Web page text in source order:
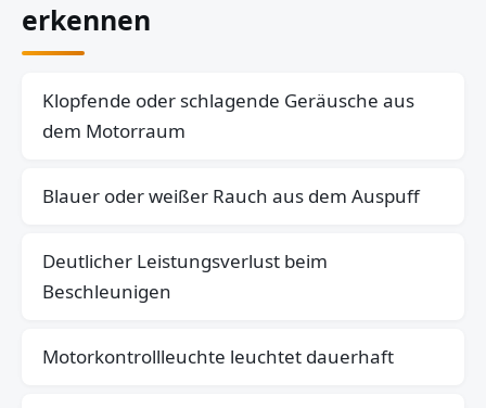
erkennen
Klopfende oder schlagende Geräusche aus
dem Motorraum
Blauer oder weißer Rauch aus dem Auspuff
Deutlicher Leistungsverlust beim
Beschleunigen
Motorkontrollleuchte leuchtet dauerhaft